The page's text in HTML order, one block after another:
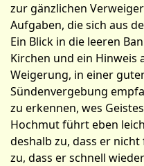
zur gänzlichen
Aufgaben, die sich aus
Ein Blick in die leeren
Kirchen und ein
Weigerung, in einer
Sündenvergebung
zu erkennen, wes
Hochmut führt eben
deshalb zu, dass er
zu, dass er schnell